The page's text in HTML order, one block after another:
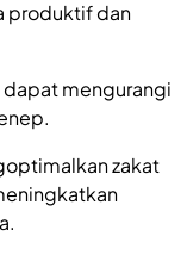
produktif dan
mengurangi
zakat